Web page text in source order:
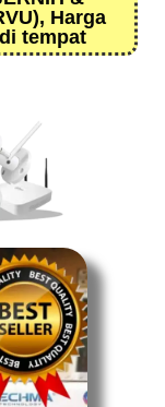
Harga
tempat